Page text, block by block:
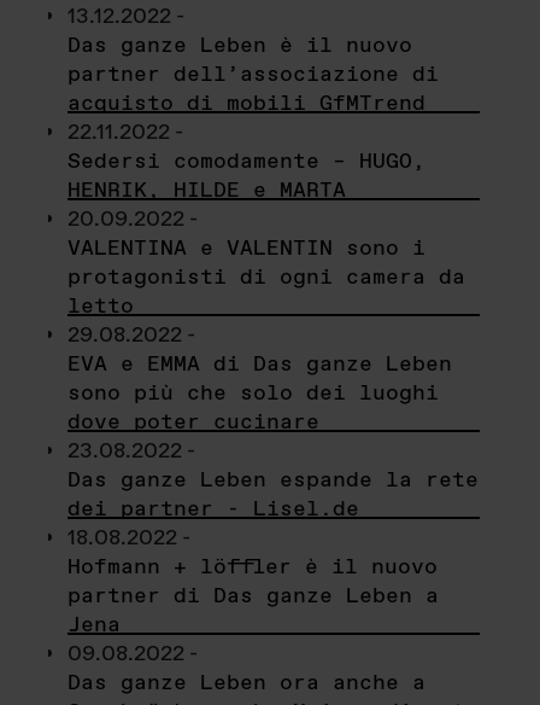
13.12.2022 -
Das ganze Leben è il nuovo
partner dell’associazione di
acquisto di mobili GfMTrend
22.11.2022 -
Sedersi comodamente – HUGO,
HENRIK, HILDE e MARTA
20.09.2022 -
VALENTINA e VALENTIN sono i
protagonisti di ogni camera da
letto
29.08.2022 -
EVA e EMMA di Das ganze Leben
sono più che solo dei luoghi
dove poter cucinare
23.08.2022 -
Das ganze Leben espande la rete
dei partner - Lisel.de
18.08.2022 -
Hofmann + löffler è il nuovo
partner di Das ganze Leben a
Jena
09.08.2022 -
Das ganze Leben ora anche a